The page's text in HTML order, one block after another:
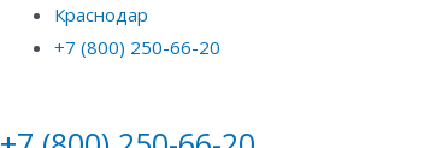
Краснодар
+7 (800) 250-66-20